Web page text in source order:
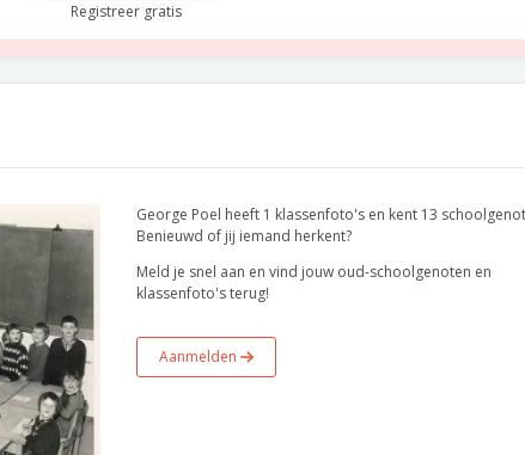
Registreer gratis
George Poel heeft 1 klassenfoto's en kent 13
Benieuwd of jij iemand herkent?
Meld je snel aan en vind jouw oud-schoolgenoten en
klassenfoto's terug!
Aanmelden